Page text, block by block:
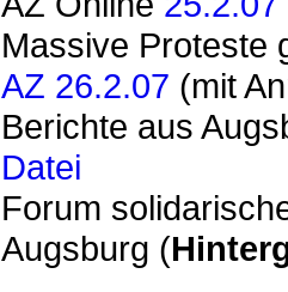
Massive Proteste
AZ 26.2.07 (mit
Berichte aus
Datei
Forum
Augsburg (